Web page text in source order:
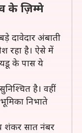
के ज़िम्मे
दावेदार अंबाती
रहा है। ऐसे में
के पास ये
है। वहीं
निभाते
शंकर सात नंबर